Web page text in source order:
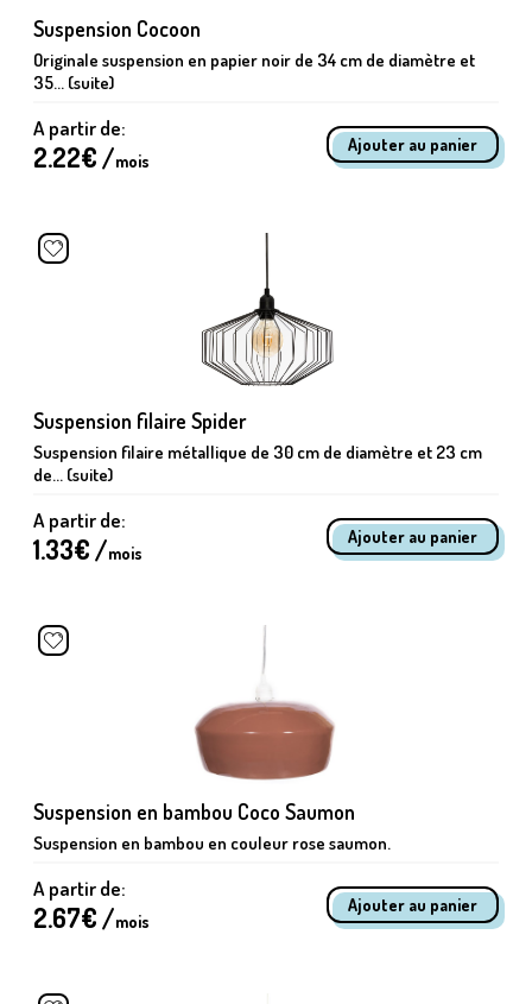
Suspension Cocoon
Originale suspension en papier noir de 34 cm de diamètre et
35... (suite)
A partir de:
2.22€ /mois
Suspension filaire Spider
Suspension filaire métallique de 30 cm de diamètre et 23 cm
de... (suite)
A partir de:
1.33€ /mois
Suspension en bambou Coco Saumon
Suspension en bambou en couleur rose saumon.
A partir de:
2.67€ /mois